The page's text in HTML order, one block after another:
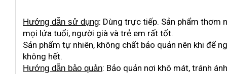
Hướng dẫn sử dụng: Dùng trực tiếp. Sản phẩm thơm
mọi lứa tuổi, người già và trẻ em rất tốt.
Sản phẩm tự nhiên, không chất bảo quản nên khi để
không hết.
Hướng dẫn bảo quản: Bảo quản nơi khô mát, tránh